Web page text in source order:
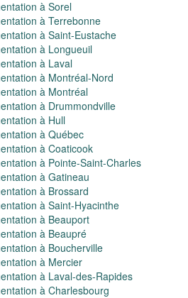
à Sorel
à Terrebonne
à Saint-Eustache
à Longueuil
à Laval
à Montréal-Nord
à Montréal
à Drummondville
à Hull
à Québec
à Coaticook
à Pointe-Saint-Charles
à Gatineau
à Brossard
à Saint-Hyacinthe
à Beauport
à Beaupré
à Boucherville
à Mercier
à Laval-des-Rapides
à Charlesbourg